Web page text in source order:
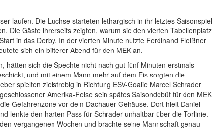
laufen. Die Luchse starteten lethargisch in ihr letztes Saisonspiel
Die Gäste ihrerseits zeigten, warum sie den vierten Tabellenplatz
in das Derby. In der vierten Minute nutzte Ferdinand Fleißner
sich ein bitterer Abend für den MEK an.
hätten sich die Spechte nicht nach gut fünf Minuten erstmals
und mit einem Mann mehr auf dem Eis sorgten die
spielten zielstrebig in Richtung ESV-Goalie Marcel Schrader
Amerika-Reise sein spätes Saisondebüt für den MEK
Gefahrenzone vor dem Dachauer Gehäuse. Dort hielt Daniel
lenkte den harten Pass für Schrader unhaltbar über die Torlinie.
vergangenen Wochen und brachte seine Mannschaft genau